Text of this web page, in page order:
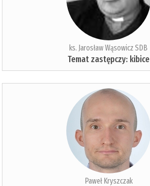
ks. Jarosław Wąsowicz SDB
Temat zastępczy: kibice
Paweł Kryszczak